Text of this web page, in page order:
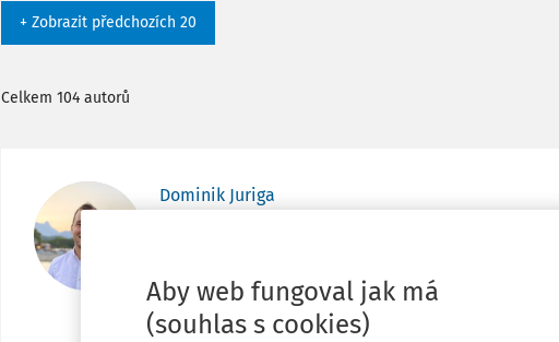
+ Zobrazit předchozích 20
Celkem 104 autorů
Dominik Juriga
Dominik je daňovým poradcem zapsaným v
od roku 2021. Vystudoval Vysokou školu
zdanění a daňová politika. Již během studia se
problematiku daně z přidané hodnoty, daně z
Publikováno: 5 dokumentů
Aby web fungoval jak má
(souhlas s cookies)